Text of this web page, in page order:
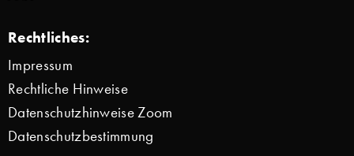
Rechtliches:
Impressum
Rechtliche Hinweise
Datenschutzhinweise Zoom
Datenschutzbestimmung